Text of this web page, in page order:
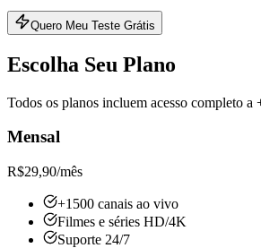
Quero Meu Teste Grátis
Escolha Seu Plano
Todos os planos incluem acesso completo a
Mensal
R$29,90/mês
+1500 canais ao vivo
Filmes e séries HD/4K
Suporte 24/7